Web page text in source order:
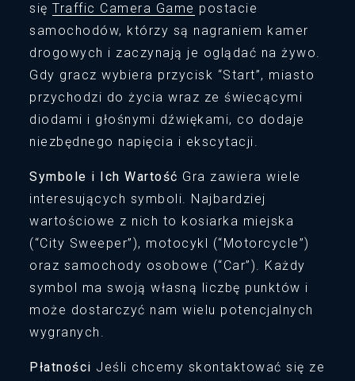
sięTraffic Camera Game postacie
samochodów, którzy są nagraniem kamer
drogowych i zaczynają je oglądać na żywo.
Gdy gracz wybiera przycisk “Start”, miasto
przychodzi do życia wraz ze świecącymi
diodami i głośnymi dźwiękami, co dodaje
niezbędnego napięcia i ekscytacji.
Symbole i Ich Wartość Gra zawiera wiele
interesujących symboli. Najbardziej
wartościowe z nich to kosiarka miejska
(“City Sweeper”), motocykl (“Motorcycle”)
oraz samochody osobowe (“Car”). Każdy
symbol ma swoją własną liczbę punktów i
może dostarczyć nam wielu potencjalnych
wygranych.
Płatności Jeśli chcemy skontaktować się ze